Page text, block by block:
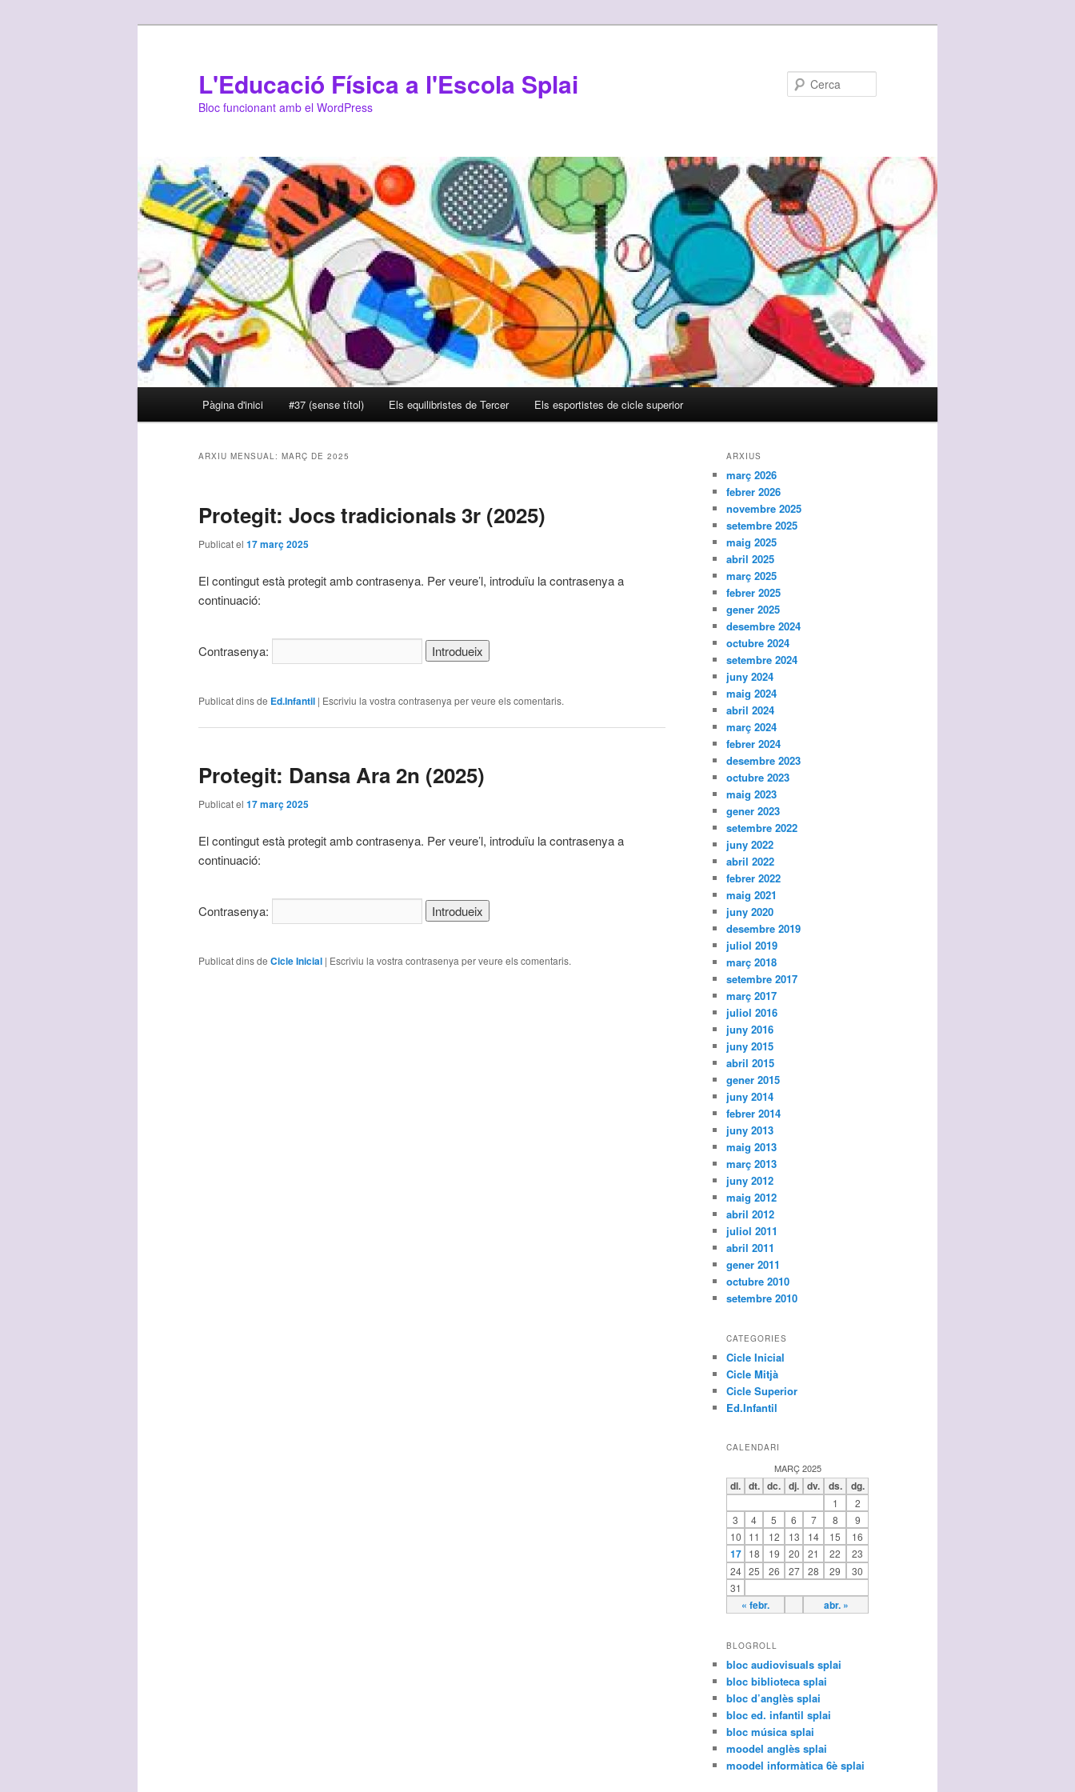
L'Educació Física a l'Escola Splai
Bloc funcionant amb el WordPress
Aneu
principal
Aneu
secundari
Pàgina d'inici #37 (sense títol) Els equilibristes de Tercer Els esportistes de cicle superior
ARXIU MENSUAL: MARÇ DE 2025
Protegit: Jocs tradicionals 3r (2025)
Publicat el 17 març 2025
El contingut està protegit amb contrasenya. Per veure’l, introduïu la contrasenya a
continuació:
Contrasenya:
Publicat dins de Ed.Infantil | Escriviu la vostra contrasenya per veure els comentaris.
Protegit: Dansa Ara 2n (2025)
Publicat el 17 març 2025
El contingut està protegit amb contrasenya. Per veure’l, introduïu la contrasenya a
continuació:
Contrasenya:
Publicat dins de Cicle Inicial | Escriviu la vostra contrasenya per veure els comentaris.
ARXIUS
març 2026
febrer 2026
novembre 2025
setembre 2025
maig 2025
abril 2025
març 2025
febrer 2025
gener 2025
desembre 2024
octubre 2024
setembre 2024
juny 2024
maig 2024
abril 2024
març 2024
febrer 2024
desembre 2023
octubre 2023
maig 2023
gener 2023
setembre 2022
juny 2022
abril 2022
febrer 2022
maig 2021
juny 2020
desembre 2019
juliol 2019
març 2018
setembre 2017
març 2017
juliol 2016
juny 2016
juny 2015
abril 2015
gener 2015
juny 2014
febrer 2014
juny 2013
maig 2013
març 2013
juny 2012
maig 2012
abril 2012
juliol 2011
abril 2011
gener 2011
octubre 2010
setembre 2010
CATEGORIES
Cicle Inicial
Cicle Mitjà
Cicle Superior
Ed.Infantil
CALENDARI
MARÇ 2025
dl. dt. dc. dj. dv. ds. dg.
« febr. abr. »
1
2
3
4 5 6 7 8
9
10
11 12 13 14 15 16
17 18 19 20 21 22
23
24 25 26 27 28 29
30
31
BLOGROLL
bloc audiovisuals splai
bloc biblioteca splai
bloc d’anglès splai
bloc ed. infantil splai
bloc música splai
moodel anglès splai
moodel informàtica 6è splai